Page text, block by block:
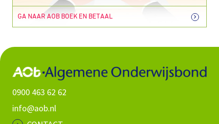
GA NAAR AOB BOEK EN BETAAL
0900 463 62 62
info@aob.nl